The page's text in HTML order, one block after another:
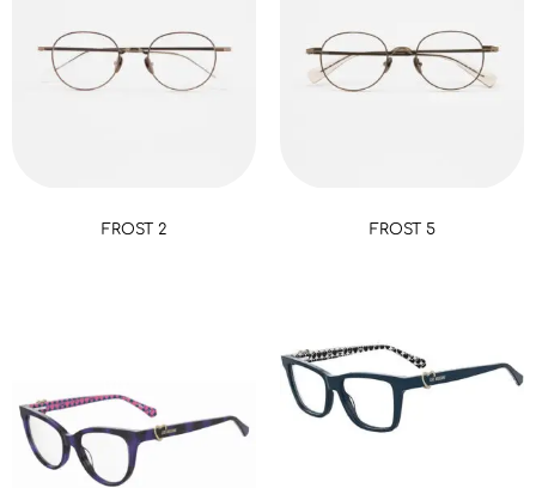
FROST 2 FROST 5